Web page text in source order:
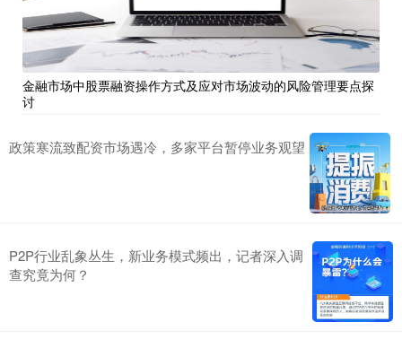
金融市场中股票融资操作方式及应对市场波动的风险管理要点探
讨
政策寒流致配资市场遇冷，多家平台暂停业务观望
P2P行业乱象丛生，新业务模式频出，记者深入调
查究竟为何？